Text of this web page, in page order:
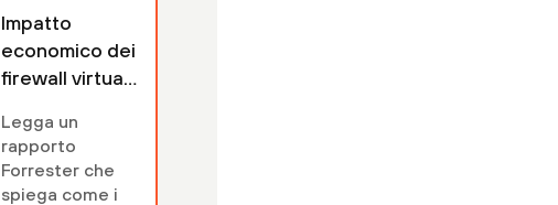
Impatto
economico dei
firewall virtuali
Legga un
rapporto
Forrester che
spiega come i